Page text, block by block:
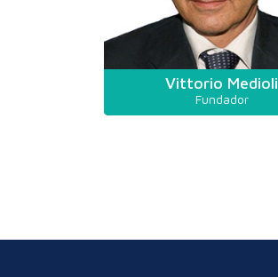
Vittorio Medioli
Fundador